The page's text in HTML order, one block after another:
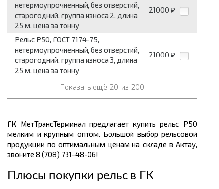
нетермоупрочненный, без отверстий,
старогодний, группа износа 2, длина
25 м, цена за тонну
21000 ₽
Рельс Р50, ГОСТ 7174-75,
нетермоупрочненный, без отверстий,
старогодний, группа износа 3, длина
25 м, цена за тонну
21000 ₽
Показать ещё 20 из 200
ГК МетТрансТерминал предлагает купить рельс Р50
мелким и крупным оптом. Большой выбор рельсовой
продукции по оптимальным ценамна складе в Актау,
звоните 8 (708) 731-48-06!
Плюсы покупки рельс в ГК